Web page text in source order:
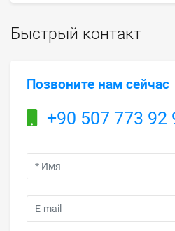
Быстрый контакт
Позвоните нам сейчас
+90 507 773 92